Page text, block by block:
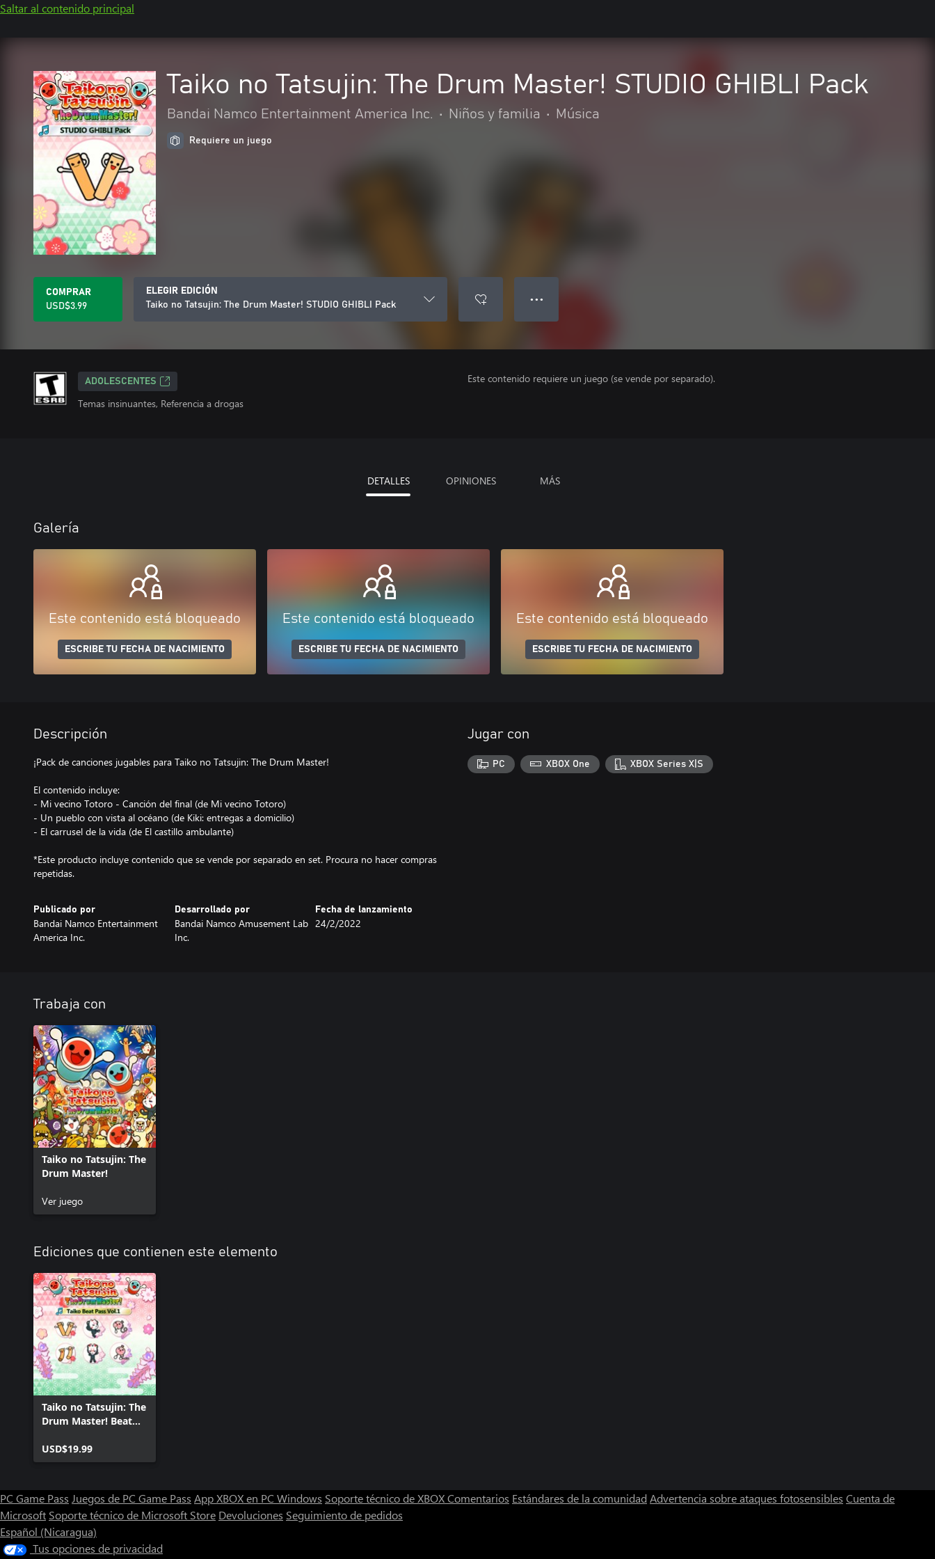
Saltar al contenido principal
Taiko no Tatsujin: The Drum Master! STUDIO GHIBLI Pack
Bandai Namco Entertainment America Inc. • Niños y familia • Música
Requiere un juego
COMPRAR
USD$3.99
ELEGIR EDICIÓN
Taiko no Tatsujin: The Drum Master! STUDIO GHIBLI Pack
● ● ●
ADOLESCENTES
Temas insinuantes, Referencia a drogas
Este contenido requiere un juego (se vende por separado).
DETALLES OPINIONES MÁS
Galería
Este contenido está bloqueado
ESCRIBE TU FECHA DE NACIMIENTO
Este contenido está bloqueado
ESCRIBE TU FECHA DE NACIMIENTO
Este contenido está bloqueado
ESCRIBE TU FECHA DE NACIMIENTO
Descripción
¡Pack de canciones jugables para Taiko no Tatsujin: The Drum Master!
El contenido incluye:
- Mi vecino Totoro - Canción del final (de Mi vecino Totoro)
- Un pueblo con vista al océano (de Kiki: entregas a domicilio)
- El carrusel de la vida (de El castillo ambulante)
*Este producto incluye contenido que se vende por separado en set. Procura no hacer compras
repetidas.
Publicado por
Bandai Namco Entertainment
America Inc.
Desarrollado por
Bandai Namco Amusement Lab
Inc.
Fecha de lanzamiento
24/2/2022
Jugar con
PC XBOX One XBOX Series X|S
Trabaja con
Taiko no Tatsujin: The
Drum Master!
Ver juego
Ediciones que contienen este elemento
Taiko no Tatsujin: The
Drum Master! Beat
USD$19.99
PC Game Pass Juegos de PC Game Pass App XBOX en PC Windows Soporte técnico de XBOXComentarios Estándares de la comunidad Advertencia sobre ataques fotosensibles Cuenta de
Microsoft Soporte técnico de Microsoft Store Devoluciones Seguimiento de pedidos
Español (Nicaragua)
Tus opciones de privacidad